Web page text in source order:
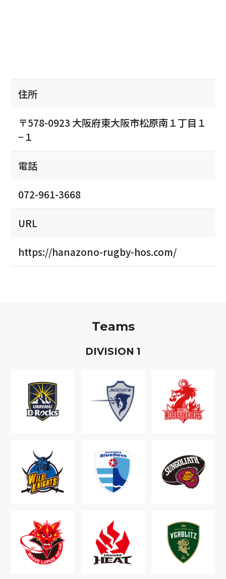
住所
〒578-0923 大阪府東大阪市松原南１丁目１
−１
電話
072-961-3668
URL
https://hanazono-rugby-hos.com/
Teams
DIVISION 1